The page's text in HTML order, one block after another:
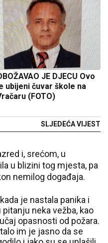
JE DJECU Ovo
ubijeni čuvar škole na
(FOTO)
SLJEDEĆA VIJEST
i, srećom, u
u blizini tog mjesta, pa
nemilog događaja.
je nastala panika i
neka vežba, kao
opasnosti od požara.
im je jasno da se